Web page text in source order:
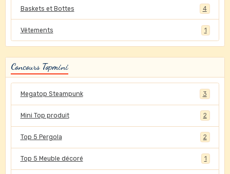
Baskets et Bottes 4
Vêtements 1
Concours Topmini
Megatop Steampunk 3
Mini Top produit 2
Top 5 Pergola 2
Top 5 Meuble décoré 1